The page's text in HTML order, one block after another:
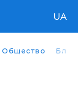
UA
Общество